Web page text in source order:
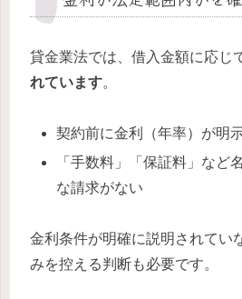
貸金業法では、借入金額に応じ
れています。
契約前に金利（年率）が明
「手数料」「保証料」など
な請求がない
金利条件が明確に説明されてい
みを控える判断も必要です。